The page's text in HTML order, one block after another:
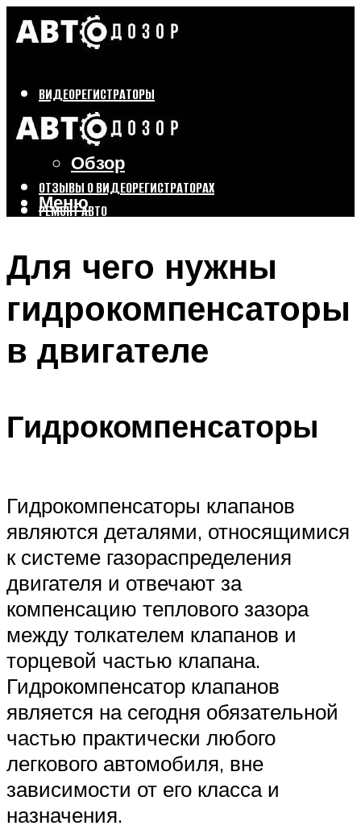
ВИДЕОРЕГИСТРАТОРЫ
Бренды
Выбор
Обзор
ОТЗЫВЫ О ВИДЕОРЕГИСТРАТОРАХ
РЕМОНТ АВТО
Меню
Для чего нужны
гидрокомпенсаторы
в двигателе
Гидрокомпенсаторы
Гидрокомпенсаторы клапанов
являются деталями, относящимися
к системе газораспределения
двигателя и отвечают за
компенсацию теплового зазора
между толкателем клапанов и
торцевой частью клапана.
Гидрокомпенсатор клапанов
является на сегодня обязательной
частью практически любого
легкового автомобиля, вне
зависимости от его класса и
назначения.